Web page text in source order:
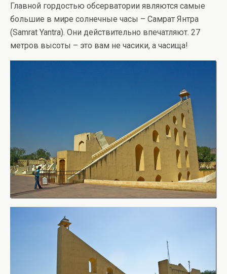
Главной гордостью обсерватории являются самые
большие в мире солнечные часы – Самрат Янтра
(Samrat Yantra). Они действительно впечатляют. 27
метров высоты – это вам не часики, а часища!